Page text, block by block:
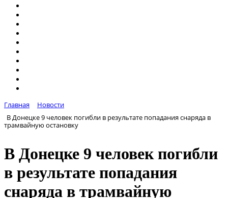
Главная
Новости
В Донецке 9 человек погибли в результате попадания снаряда в
трамвайную остановку
В Донецке 9 человек погибли
в результате попадания
снаряда в трамвайную